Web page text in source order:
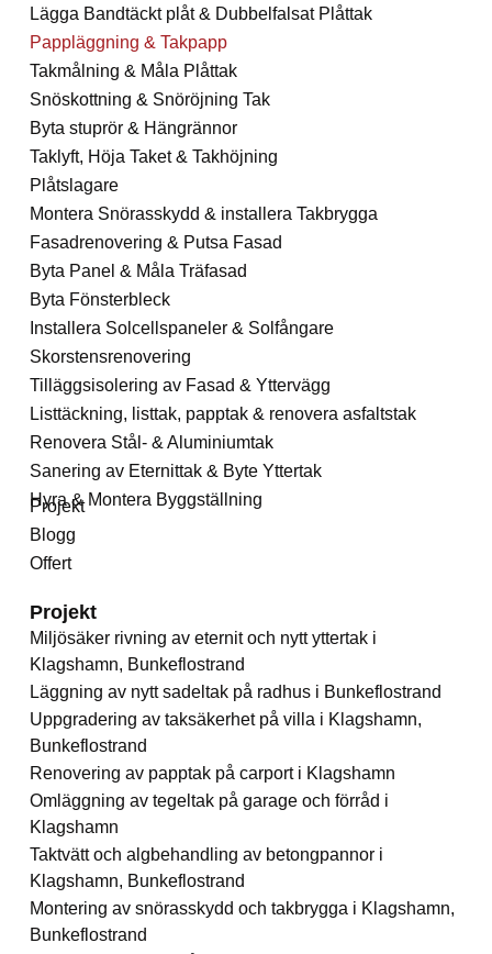
Lägga Bandtäckt plåt & Dubbelfalsat Plåttak
Pappläggning & Takpapp
Takmålning & Måla Plåttak
Snöskottning & Snöröjning Tak
Byta stuprör & Hängrännor
Taklyft, Höja Taket & Takhöjning
Plåtslagare
Montera Snörasskydd & installera Takbrygga
Fasadrenovering & Putsa Fasad
Byta Panel & Måla Träfasad
Byta Fönsterbleck
Installera Solcellspaneler & Solfångare
Skorstensrenovering
Tilläggsisolering av Fasad & Yttervägg
Listtäckning, listtak, papptak & renovera asfaltstak
Renovera Stål- & Aluminiumtak
Sanering av Eternittak & Byte Yttertak
Hyra & Montera Byggställning
Projekt
Blogg
Offert
Projekt
Miljösäker rivning av eternit och nytt yttertak i
Klagshamn, Bunkeflostrand
Läggning av nytt sadeltak på radhus i Bunkeflostrand
Uppgradering av taksäkerhet på villa i Klagshamn,
Bunkeflostrand
Renovering av papptak på carport i Klagshamn
Omläggning av tegeltak på garage och förråd i
Klagshamn
Taktvätt och algbehandling av betongpannor i
Klagshamn, Bunkeflostrand
Montering av snörasskydd och takbrygga i Klagshamn,
Bunkeflostrand